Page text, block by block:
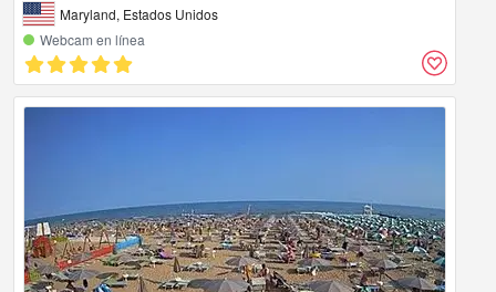
Maryland, Estados Unidos
Webcam en línea